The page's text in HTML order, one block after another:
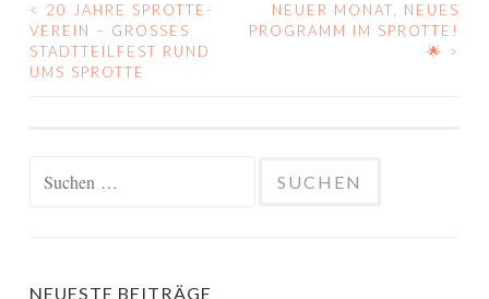
BEITRAGS-
NAVIGATION
<
20 JAHRE SPROTTE-
VEREIN – GROSSES S
TADTTEILFEST RUND U
MS SPROTTE
NEUER MONAT, NEUES
PROGRAMM IM SPROTTE!
🌟 >
NEUESTE BEITRÄGE